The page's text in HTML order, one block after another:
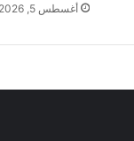
أغسطس 5, 2026